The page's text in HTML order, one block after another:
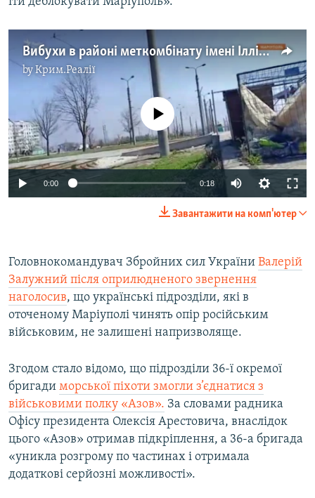
Вибухи в районі меткомбінату імені Ілліча в Маріуполі не вщухають. Однією з найгарячішою точкою боїв лишається район порту
byКрим.Реалії
720p 1080p
No media source currently available
0:00 0:18
720p
1080p
Завантажити на комп'ютер
Головнокомандувач Збройних сил України Валерій
Залужний після оприлюдненого звернення
наголосив, що українські підрозділи, які в
оточеному Маріуполі чинять опір російським
військовим, не залишені напризволяще.
Згодом стало відомо, що підрозділи 36-ї окремої
бригади морської піхоти змогли з’єднатися з
військовими полку «Азов». За словами радника
Офісу президента Олексія Арестовича, внаслідок
цього «Азов» отримав підкріплення, а 36-а бригада
«уникла розгрому по частинах і отримала
додаткові серйозні можливості».